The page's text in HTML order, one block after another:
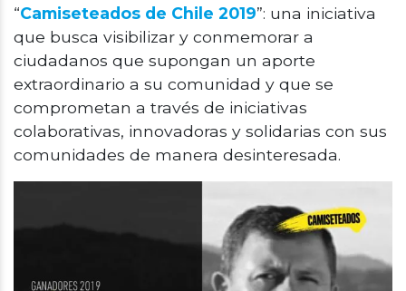
“Camiseteados de Chile 2019”: una iniciativa
que busca visibilizar y conmemorar a
ciudadanos que supongan un aporte
extraordinario a su comunidad y que se
comprometan a través de iniciativas
colaborativas, innovadoras y solidarias con sus
comunidades de manera desinteresada.